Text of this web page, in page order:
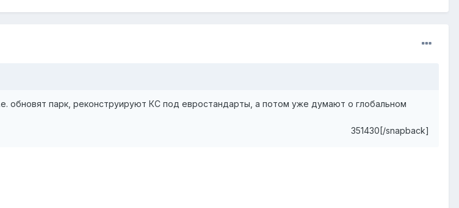
обновят парк, реконструируют КС под евростандарты, а потом уже думают о глобальном
351430[/snapback]